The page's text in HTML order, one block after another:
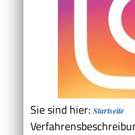
Sie sind hier: Startseite